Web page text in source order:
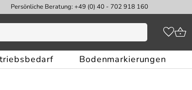
Persönliche Beratung: +49 (0) 40 - 702 918 160
Bodenmarkierungen